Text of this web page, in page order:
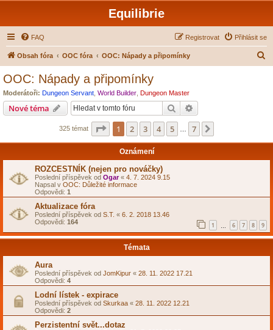
Equilibrie
FAQ Přihlásit se
Registrovat
Obsah fóra OOC fóra OOC: Nápady a připomínky
OOC: Nápady a připomínky
Moderátoři: Dungeon Servant World Builder Dungeon Master
Nové téma Hledat
325 témat Stránka z
1 2 3 4 5 7
Oznámení
ROZCESTNÍK (nejen pro nováčky)
Poslední příspěvek od Ogar« 4. 7. 2024 9.15
Napsal v OOC: Důležité informace
Odpovědi: 1
Aktualizace fóra
Poslední příspěvek od S.T. « 6. 2. 2018 13.46
Odpovědi: 164 1 6 7 8 9
Témata
Aura
Poslední příspěvek od JomKipur « 28. 11. 2022 17.21
Odpovědi: 4
Lodní lístek - expirace
Poslední příspěvek od Skurkaa « 28. 11. 2022 12.21
Odpovědi: 2
Perzistentní svět...dotaz